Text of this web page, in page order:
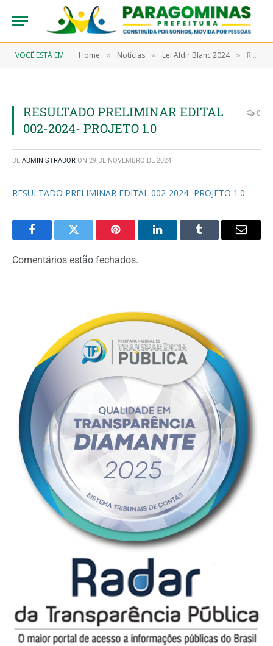
VOCÊ ESTÁ EM: Home » Notícias » Lei Aldir Blanc 2024 » RESULTADO PRELIMINAR EDITAL 002-2024- PROJETO 1.0
RESULTADO PRELIMINAR EDITAL
002-2024- PROJETO 1.0
0
DE ADMINISTRADOR ON 29 DE NOVEMBRO DE 2024
RESULTADO PRELIMINAR EDITAL 002-2024- PROJETO 1.0
FacebookTwitter Pinterest LinkedInTumblr Email
Comentários estão fechados.